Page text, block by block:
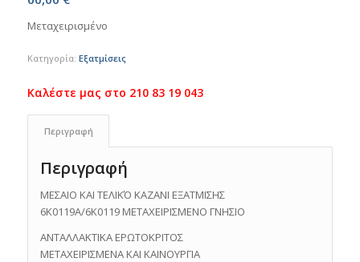
Μεταχειρισμένο
Κατηγορία: Εξατμίσεις
Περιγραφή
Περιγραφή
ΜΕΣΑΙΟ ΚΑΙ ΤΕΛΙΚΌ ΚΑΖΑΝΙ ΕΞΑΤΜΙΣΗΣ
6K0119A/6K0119 ΜΕΤΑΧΕΙΡΙΣΜΕΝΟ ΓΝΗΣΙΟ
ΑΝΤΑΛΛΑΚΤΙΚΑ ΕΡΩΤΟΚΡΙΤΟΣ
ΜΕΤΑΧΕΙΡΙΣΜΕΝΑ ΚΑΙ ΚΑΙΝΟΥΡΓΙΑ